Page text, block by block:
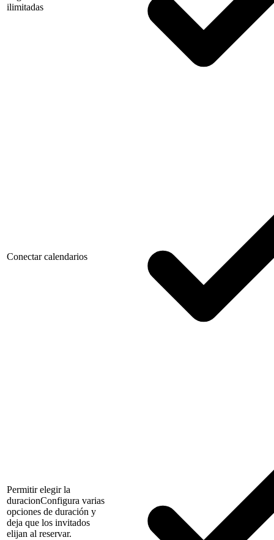
ilimitadas
Conectar calendarios
Permitir elegir la
duracionConfigura varias
opciones de duración y
deja que los invitados
elijan al reservar.